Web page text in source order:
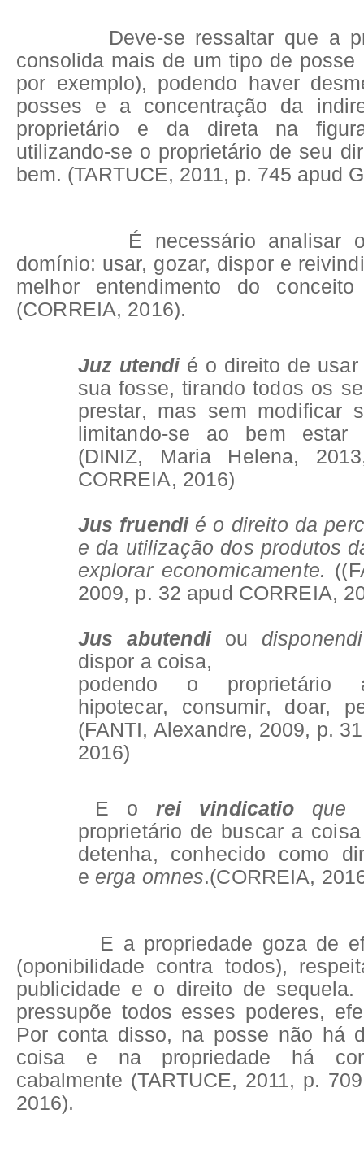
Deve-se ressaltar que a
consolida mais de um tipo de posse
por exemplo), podendo haver
posses e a concentração da
proprietário e da direta na
utilizando-se o proprietário de seu
bem. (TARTUCE, 2011, p. 745 apud
É necessário analisar os
domínio: usar, gozar, dispor e
melhor entendimento do
(CORREIA, 2016).
Juz utendié o direito de usar
sua fosse, tirando todos os
prestar, mas sem modificar
limitando-se ao bem estar
(DINIZ, Maria Helena,
CORREIA, 2016)
Jus fruendié o direito da
e da utilização dos produtos
explorar economicamente.
2009, p. 32 apud CORREIA,
Jus abutendi ou
dispor a coisa,
podendo o proprietário
hipotecar, consumir, doar,
(FANTI, Alexandre, 2009, p.
2016)
E o rei vindicatio que
proprietário de buscar a
detenha, conhecido como
e erga omnes.(CORREIA,
E a propriedade goza de
(oponibilidade contra todos),
publicidade e o direito de
pressupõe todos esses poderes,
Por conta disso, na posse não há
coisa e na propriedade há
cabalmente (TARTUCE, 2011, p.
2016).